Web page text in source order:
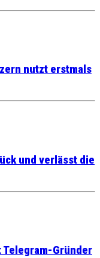
nutzt erstmals
und verlässt die
Telegram-Gründer